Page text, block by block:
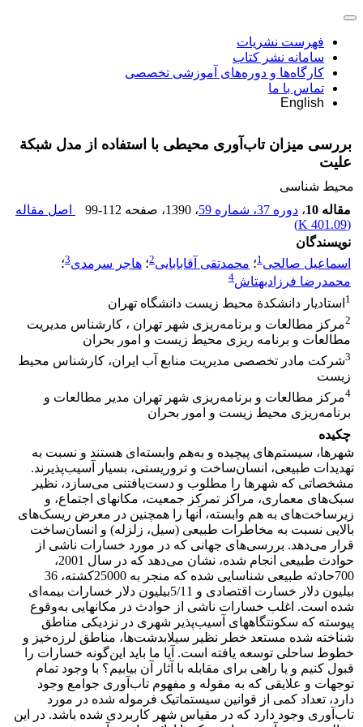
فهرست نشریات
سامانه نشر کتاب
کارگاه‌ها و دوره‌های آموزشی تخصصی
تماس با ما
English
بررسی میزان تاب‌آوری محیطی با استفاده از مدل شبکة
علیت
محیط شناسی
مقاله 10
، دوره 37، شماره 59 ، 1390 ، صفحه 99-112
اصل مقاله
(
401.09 K
)
نویسندگان
اسماعیل صالحی1؛ محمدتقی آقابابایی2؛ هاجر سرمدی3؛
محمدرضا فرزادبهتاش4
1 استادیار دانشکدة محیط زیست دانشگاه تهران
2مرکز مطالعات و برنامه‌ریزی شهر تهران ، کارشناس مدیریت
مطالعات و برنامه ریزی محیط زیست و امور بحران
3شرکت مادر تخصصی مدیریت منابع آب ایران، کارشناس محیط
زیست
4مرکز مطالعات و برنامه‌ریزی شهر تهران مدیر مطالعات و
برنامه‌ریزی محیط زیست و امور بحران
چکیده
شهرها، سیستم‌های پیچیده و به‌هم ‌وابسته‌ای هستند و نسبت به
تهدیدات طبیعی، انسان‌ساخت و تروریستی، بسیار آسیب‌پذیرند.
مشخصاتی که شهرها را مطلوب و دست‌یافتنی می‌سازد، نظیر
سبک‌های معماری، مراکز تمرکز جمعیت، مکانهای اجتماع، و
زیرساخت‌های به هم وابسته، آنها را همچنین در معرض ریسک‌های
بالایی نسبت به مخاطرات طبیعی (سیل، زلزله) و انسان‌ساخت
قرار می‌دهد. بررسی‌های جهانی که در مورد خسارات ناشی از
حوادث طبیعی انجام شده، نشان می‌دهد که در سال 2001،
700حادثه طبیعی شناسایی شده که منجر به 25000کشته، 36
بیلیون دلار خسارت اقتصادی و 5/11بیلیون دلار خسارات بیمه‌ای
شده است. اغلب خسارات ناشی از حوادث در مکانهایی به‌وقوع
پیوسته که سکونتگاههای آسیب‌پذیر شهری در نزدیکی مناطق
شناخته شده مستعد خطر نظیر سیلابدشت‌ها، مناطق لرزه‌خیز و
خطوط ساحلی توسعه یافته است. آیا ما باید این‌گونه خسارات را
قبول کنیم و یا راهی برای مقابله با آثار آن بیابیم؟ با وجود تمام
توجهات و علایقی که به مقوله و مفهوم تاب‌آوری جوامع وجود
دارد، تعداد کمی از قوانین سیستماتیک فرموله شده در مورد
تاب‌آوری وجود دارد که در مقیاس شهر کاربردی شده باشد. در این